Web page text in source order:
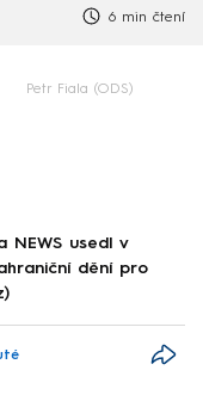
6 min čtení
Petr Fiala (ODS)
NEWS usedl v
dění pro